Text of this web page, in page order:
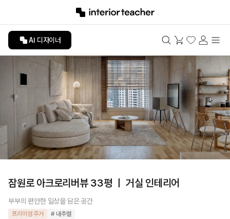
AI 디자이너
잠원로 아크로리버뷰 33평 ㅣ 거실 인테리어
부부의 편안한 일상을 담은 공간
프리미엄 주거 # 내추럴